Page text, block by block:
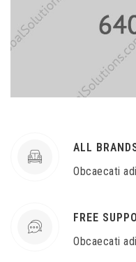
ALL
Obcaecati
FREE
Obcaecati